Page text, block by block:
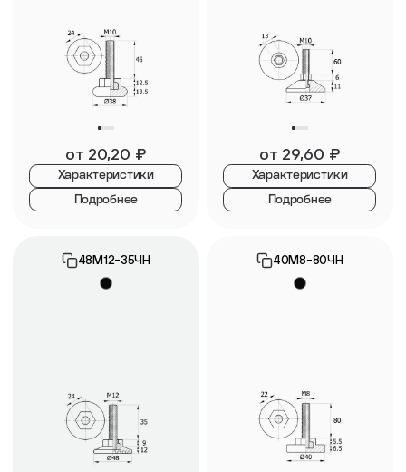
от 20,20 ₽
Характеристики
Подробнее
от 29,60 ₽
Характеристики
Подробнее
48М12-35ЧН 40М8-80ЧН